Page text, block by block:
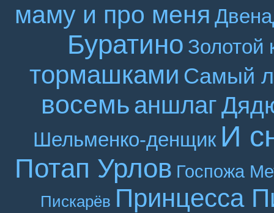
маму и про меня
Буратино Золотой
тормашками Самый
восемьаншлаг
Шельменко-денщик И
Потап Урлов Госпожа
Пискарёв Принцесса